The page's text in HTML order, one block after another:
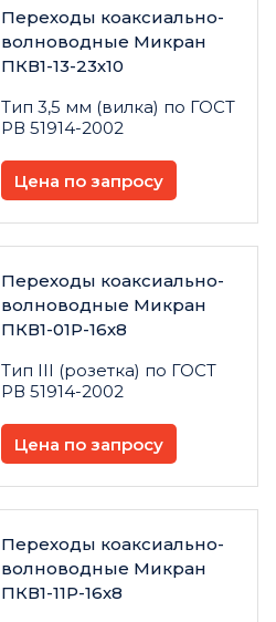
Переходы коаксиально-
волноводные Микран
ПКВ1-13-23х10
Тип 3,5 мм (вилка) по ГОСТ
РВ 51914-2002
Цена по запросу
Переходы коаксиально-
волноводные Микран
ПКВ1-01Р-16х8
Тип III (розетка) по ГОСТ
РВ 51914-2002
Цена по запросу
Переходы коаксиально-
волноводные Микран
ПКВ1-11Р-16х8